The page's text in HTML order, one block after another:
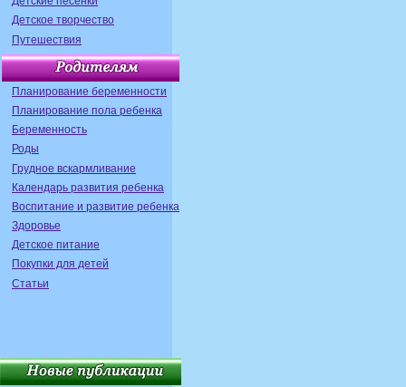
Детское творчество
Путешествия
Планирование беременности
Планирование пола ребенка
Беременность
Роды
Грудное вскармливание
Календарь развития ребенка
Воспитание и развитие ребенка
Здоровье
Детское питание
Покупки для детей
Статьи